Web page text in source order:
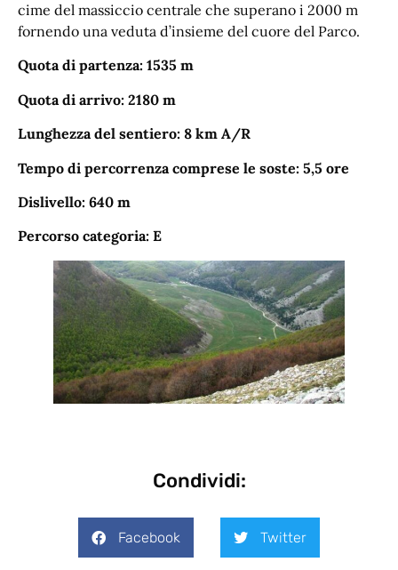
cime del massiccio centrale che superano i 2000 m
fornendo una veduta d’insieme del cuore del Parco.
Quota di partenza: 1535 m
Quota di arrivo: 2180 m
Lunghezza del sentiero: 8 km A/R
Tempo di percorrenza comprese le soste: 5,5 ore
Dislivello: 640 m
Percorso categoria: E
Condividi:
Facebook Twitter